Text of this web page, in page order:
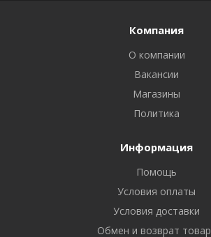
Компания
О компании
Вакансии
Магазины
Политика
Информация
Помощь
Условия оплаты
Условия доставки
Обмен и возврат